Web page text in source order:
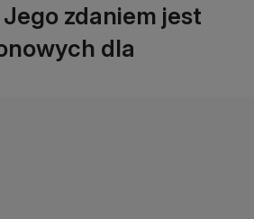
zdaniem jest
dla